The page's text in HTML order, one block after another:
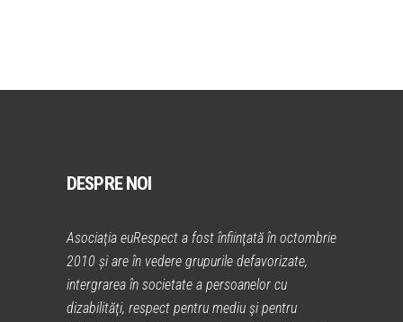
DESPRE NOI
Asociaţia euRespect a fost înfiinţată în octombrie
2010 și are în vedere grupurile defavorizate,
intergrarea în societate a persoanelor cu
dizabilităţi, respect pentru mediu şi pentru